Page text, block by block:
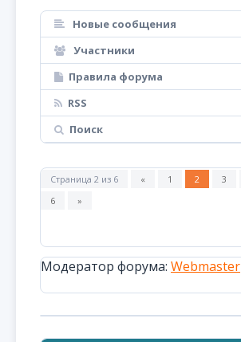
Новые сообщения
Участники
Правила форума
RSS
Поиск
Страница 2 из 6 « 1 2 3
6
»
Модератор форума: Webmaster